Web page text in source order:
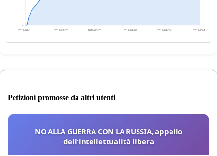
0
2019-02-11 2019-03-02 2019-03-20 2019-04-08 2019-04-26 2019-05-15
Petizioni promosse da altri utenti
NO ALLA GUERRA CON LA RUSSIA, appello
dell'intellettualità libera